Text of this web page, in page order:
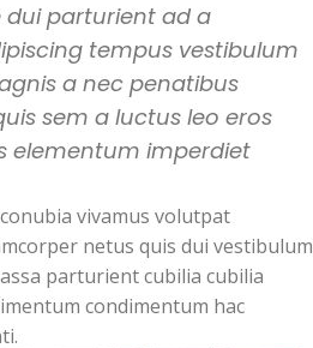
dui parturient ad a
tempus vestibulum
a nec penatibus
sem a luctus leo eros
elementum imperdiet
vivamus volutpat
netus quis dui vestibulum
parturient cubilia cubilia
condimentum hac